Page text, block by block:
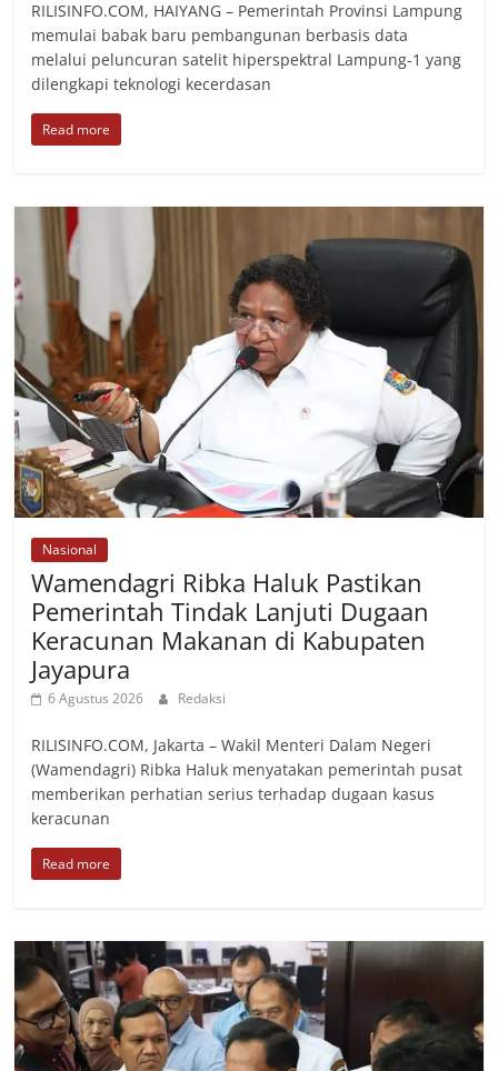
RILISINFO.COM, HAIYANG – Pemerintah Provinsi Lampung
memulai babak baru pembangunan berbasis data
melalui peluncuran satelit hiperspektral Lampung-1 yang
dilengkapi teknologi kecerdasan
Read more
Nasional
Wamendagri Ribka Haluk Pastikan
Pemerintah Tindak Lanjuti Dugaan
Keracunan Makanan di Kabupaten
Jayapura
6 Agustus 2026 Redaksi
RILISINFO.COM, Jakarta – Wakil Menteri Dalam Negeri
(Wamendagri) Ribka Haluk menyatakan pemerintah pusat
memberikan perhatian serius terhadap dugaan kasus
keracunan
Read more